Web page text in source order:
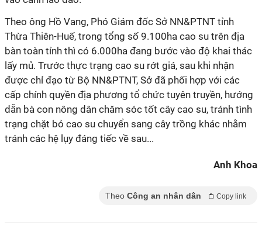
Theo ông Hồ Vang, Phó Giám đốc Sở NN&PTNT tỉnh
Thừa Thiên-Huế, trong tổng số 9.100ha cao su trên địa
bàn toàn tỉnh thì có 6.000ha đang bước vào độ khai thác
lấy mủ. Trước thực trạng cao su rớt giá, sau khi nhận
được chỉ đạo từ Bộ NN&PTNT, Sở đã phối hợp với các
cấp chính quyền địa phương tổ chức tuyên truyền, hướng
dẫn bà con nông dân chăm sóc tốt cây cao su, tránh tình
trạng chặt bỏ cao su chuyển sang cây trồng khác nhằm
tránh các hệ lụy đáng tiếc về sau...
Anh Khoa
Theo Công an nhân dân Copy link